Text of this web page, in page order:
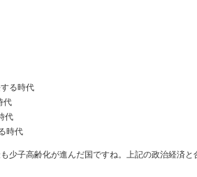
る時代
代
代
時代
少子高齢化が進んだ国ですね。上記の政治経済と